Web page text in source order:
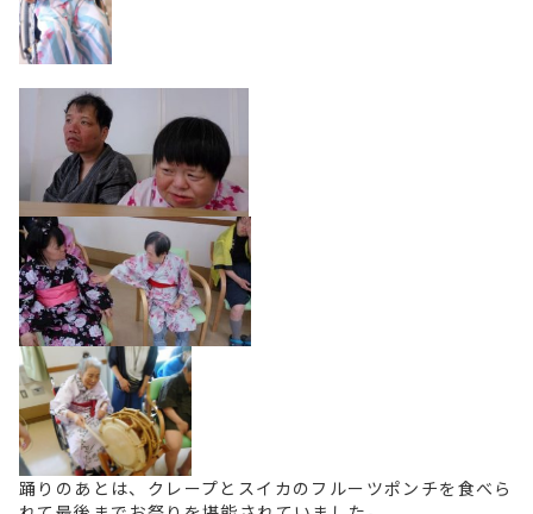
踊りのあとは、クレープとスイカのフルーツポンチを食べら